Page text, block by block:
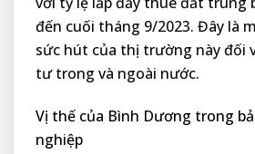
đến cuối tháng 9/2023. Đây là
sức hút của thị trường này đối
tư trong và ngoài nước.
Vị thế của Bình Dương trong
nghiệp